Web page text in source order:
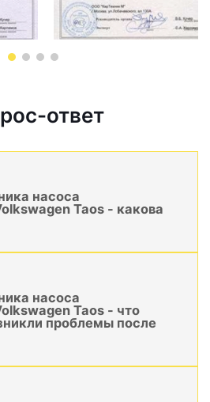
ответ
насоса
Taos - какова
насоса
Taos - что
проблемы после